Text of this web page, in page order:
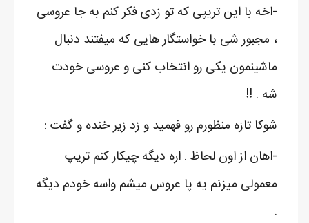
-اخه با این تریپی که تو زدی فکر کنم به جا عروسی
، مجبور شی با خواستگار هایی که میفتند دنبال
ماشینمون یکی رو انتخاب کنی و عروسی خودت
شه . !!
شوکا تازه منظورم رو فهمید و زد زیر خنده و گفت :
-اهان از اون لحاظ . اره دیگه چیکار کنم تریپ
معمولی میزنم یه پا عروس میشم واسه خودم دیگه
.